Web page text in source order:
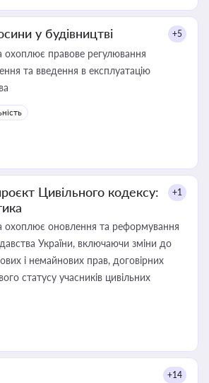
у будівництві +5
охоплює правове регулювання
та введення в експлуатацію
Цивільного кодексу:
+1
охоплює оновлення та реформування
України, включаючи зміни до
і немайнових прав, договірних
статусу учасників цивільних
+14